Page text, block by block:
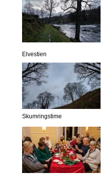
Elvestien
Skumringstime